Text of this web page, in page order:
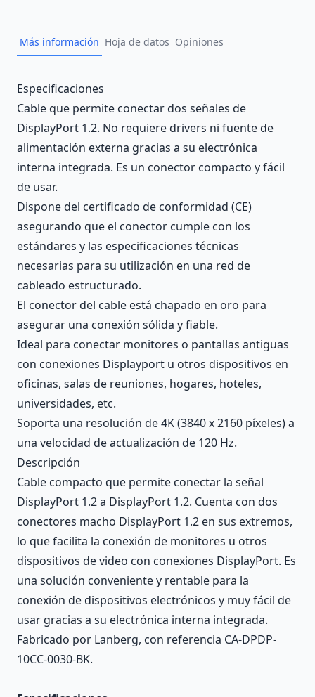
Más información Hoja de datos Opiniones
Description
Especificaciones
Cable que permite conectar dos señales de
DisplayPort 1.2. No requiere drivers ni fuente de
alimentación externa gracias a su electrónica
interna integrada. Es un conector compacto y fácil
de usar.
Dispone del certificado de conformidad (CE)
asegurando que el conector cumple con los
estándares y las especificaciones técnicas
necesarias para su utilización en una red de
cableado estructurado.
El conector del cable está chapado en oro para
asegurar una conexión sólida y fiable.
Ideal para conectar monitores o pantallas antiguas
con conexiones Displayport u otros dispositivos en
oficinas, salas de reuniones, hogares, hoteles,
universidades, etc.
Soporta una resolución de 4K (3840 x 2160 píxeles) a
una velocidad de actualización de 120 Hz.
Descripción
Cable compacto que permite conectar la señal
DisplayPort 1.2 a DisplayPort 1.2. Cuenta con dos
conectores macho DisplayPort 1.2 en sus extremos,
lo que facilita la conexión de monitores u otros
dispositivos de video con conexiones DisplayPort. Es
una solución conveniente y rentable para la
conexión de dispositivos electrónicos y muy fácil de
usar gracias a su electrónica interna integrada.
Fabricado por Lanberg, con referencia CA-DPDP-
10CC-0030-BK.